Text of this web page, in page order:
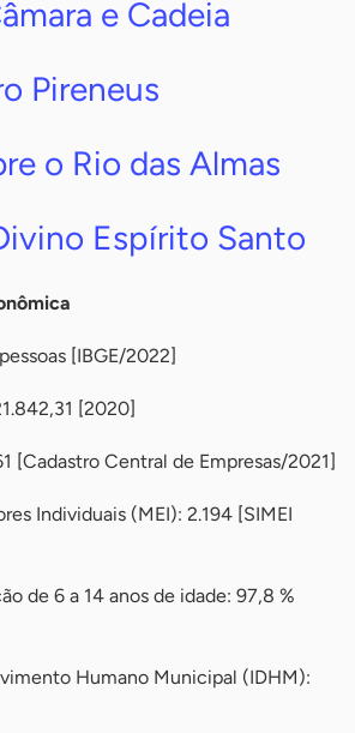
e Cadeia
Pireneus
o Rio das Almas
Espírito Santo
[IBGE/2022]
[2020]
[Cadastro Central de Empresas/2021]
Individuais (MEI): 2.194 [SIMEI
de 6 a 14 anos de idade: 97,8 %
Humano Municipal (IDHM):